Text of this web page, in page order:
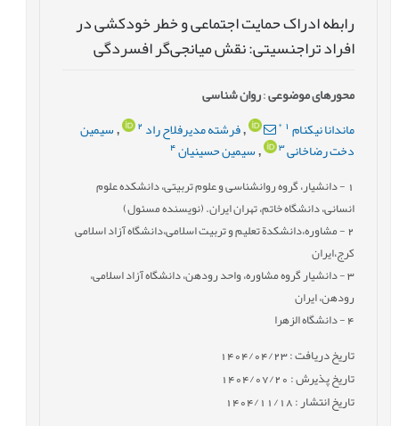
رابطه ادراک حمایت اجتماعی و خطر خودکشی در
افراد تراجنسیتی: نقش میانجی‌گر افسردگی
محورهای موضوعی:روان شناسی
ماندانا نیکنام1
*
,فرشته مدیرفلاح راد 2
,سیمین
دخت رضاخانی 3
,سیمین حسینیان 4
- دانشیار، گروه روانشناسی و علوم تربیتی، دانشکده علوم
انسانی، دانشگاه خاتم، تهران ایران. (نویسنده مسئول)
2- مشاوره،دانشکدة تعلیم و تربیت اسلامی،دانشگاه آزاد اسلامی
کرج،ایران
3- دانشیار گروه مشاوره، واحد رودهن، دانشگاه آزاد اسلامی،
رودهن، ایران
4- دانشگاه الزهرا
تاریخ دریافت : 1404/04/23
تاریخ پذیرش : 1404/07/20
تاریخ انتشار : 1404/11/18